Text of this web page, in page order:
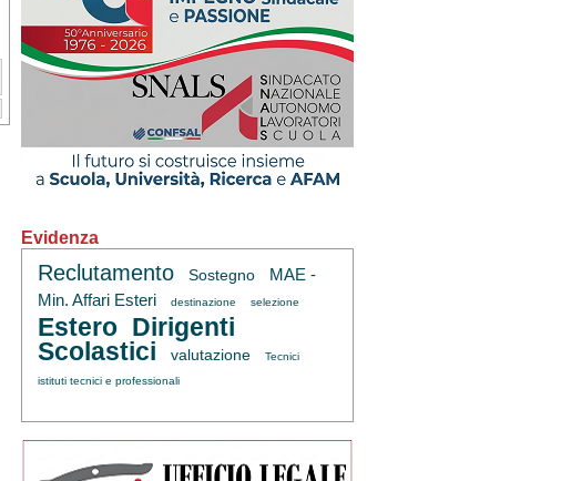
Evidenza
Reclutamento Sostegno
MAE -
Min. Affari Esteri
destinazione selezione
Estero Dirigenti
Scolastici
valutazione
Tecnici
istituti tecnici e professionali